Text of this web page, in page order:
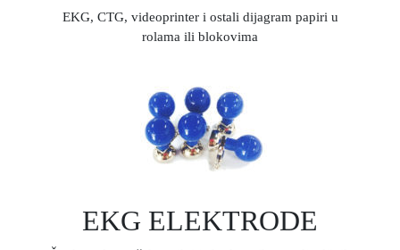
EKG, CTG, videoprinter i ostali dijagram papiri u
rolama ili blokovima
EKG ELEKTRODE